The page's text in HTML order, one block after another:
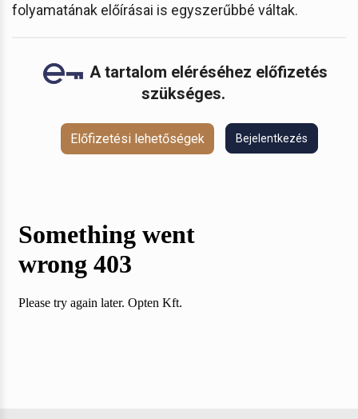
folyamatának előírásai is egyszerűbbé váltak.
A tartalom eléréséhez előfizetés
szükséges.
Előfizetési lehetőségek Bejelentkezés